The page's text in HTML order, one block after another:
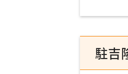
駐吉